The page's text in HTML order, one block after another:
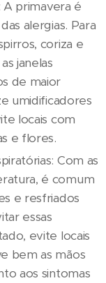
A primavera é
alergias. Para
coriza e
janelas
de maior
umidificadores
locais com
e flores.
Com as
é comum
e resfriados
essas
evite locais
bem as mãos
aos sintomas